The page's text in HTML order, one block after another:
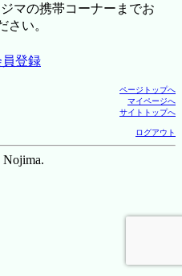
マの携帯コーナーまでお
さい。
登録
ページトップへ
マイページへ
サイトトップへ
ログアウト